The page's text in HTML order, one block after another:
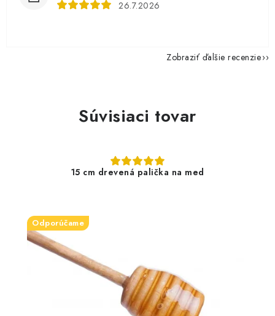
26.7.2026
Zobraziť ďalšie recenzie
Súvisiaci tovar
15 cm drevená palička na med
Odporúčame